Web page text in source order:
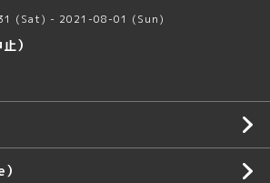
(Sat) - 2021-08-01 (Sun)
）